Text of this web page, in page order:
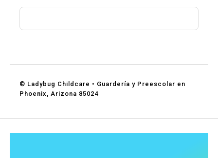
© Ladybug Childcare • Guardería y Preescolar en
Phoenix, Arizona 85024